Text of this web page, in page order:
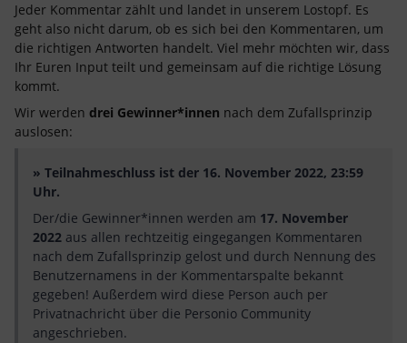
Jeder Kommentar zählt und landet in unserem Lostopf. Es
geht also nicht darum, ob es sich bei den Kommentaren, um
die richtigen Antworten handelt. Viel mehr möchten wir, dass
Ihr Euren Input teilt und gemeinsam auf die richtige Lösung
kommt.
Wir werden drei Gewinner*innen nach dem Zufallsprinzip
auslosen:
» Teilnahmeschluss ist der 16. November 2022, 23:59
Uhr.
Der/die Gewinner*innen werden am 17. November
2022 aus allen rechtzeitig eingegangen Kommentaren
nach dem Zufallsprinzip gelost und durch Nennung des
Benutzernamens in der Kommentarspalte bekannt
gegeben! Außerdem wird diese Person auch per
Privatnachricht über die Personio Community
angeschrieben.